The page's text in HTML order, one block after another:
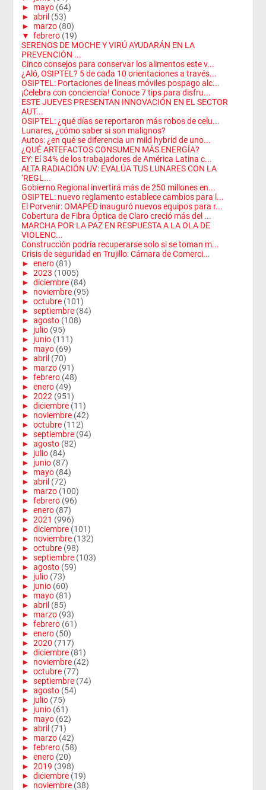
► mayo (64)
► abril (53)
► marzo (80)
▼ febrero (19)
SERENOS DE MOCHE Y VIRÚ AYUDARÁN EN LA
PREVENCIÓN ...
Cinco consejos para conservar los alimentos este v...
¿Aló, OSIPTEL? 5 de cada 10 orientaciones a través...
OSIPTEL: Portaciones de líneas móviles pospago alc...
¡Celebra con conciencia! Conoce 7 tips para disfru...
ESTE JUEVES PRESENTAN INNOVACIÓN EN EL SECTOR
AUT...
OSIPTEL: ¿qué días se reportaron más robos de celu...
Lunares, ¿cómo saber si son malignos?
Autos: ¿en qué se diferencia un mild hybrid de uno...
¿QUÉ ARTEFACTOS CONSUMEN MÁS ENERGÍA?
EY: El 34% de los trabajadores de América Latina c...
ALTA RADIACIÓN UV: EVALÚA TUS LUNARES CON LA
‘REGL...
Gobierno Regional invertirá más de 250 millones en...
OSIPTEL: nuevo reglamento establece cambios para l...
El Porvenir: OMAPED inauguró nuevos equipos para r...
Cobertura de Fibra Óptica de Claro creció más del ...
MARCHA POR LA PAZ EN RESPUESTA A LA OLA DE
VIOLENC...
Construcción podría recuperarse solo si se toman m...
Crisis de seguridad en Trujillo: Cámara de Comerci...
► enero (81)
► 2023 (1005)
► diciembre (84)
► noviembre (95)
► octubre (101)
► septiembre (84)
► agosto (108)
► julio (95)
► junio (111)
► mayo (69)
► abril (70)
► marzo (91)
► febrero (48)
► enero (49)
► 2022 (951)
► diciembre (11)
► noviembre (42)
► octubre (112)
► septiembre (94)
► agosto (82)
► julio (84)
► junio (87)
► mayo (84)
► abril (72)
► marzo (100)
► febrero (96)
► enero (87)
► 2021 (996)
► diciembre (101)
► noviembre (132)
► octubre (98)
► septiembre (103)
► agosto (59)
► julio (73)
► junio (60)
► mayo (81)
► abril (85)
► marzo (93)
► febrero (61)
► enero (50)
► 2020 (717)
► diciembre (81)
► noviembre (42)
► octubre (77)
► septiembre (74)
► agosto (54)
► julio (75)
► junio (61)
► mayo (62)
► abril (71)
► marzo (42)
► febrero (58)
► enero (20)
► 2019 (398)
► diciembre (19)
► noviembre (38)